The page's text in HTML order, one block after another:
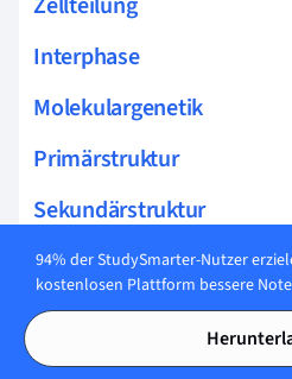
Interphase
Molekulargenetik
Primärstruktur
Sekundärstruktur
Tertiärstruktur
Meselson Stahl
Genommutation
94% der StudySmarter-Nutzer
kostenlosen Plattform bessere